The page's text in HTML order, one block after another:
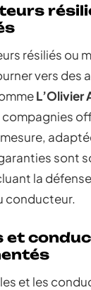
résiliés ou
vers des
L’Olivier
compagnies
sont
la
conducteur.
et
et les